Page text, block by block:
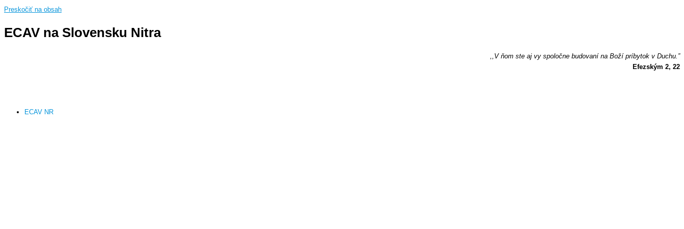
Preskočiť na obsah
ECAV na Slovensku Nitra
,,V ňom ste aj vy spoločne budovaní na Boží príbytok v Duchu.”
Efezským 2, 22
ECAV NR